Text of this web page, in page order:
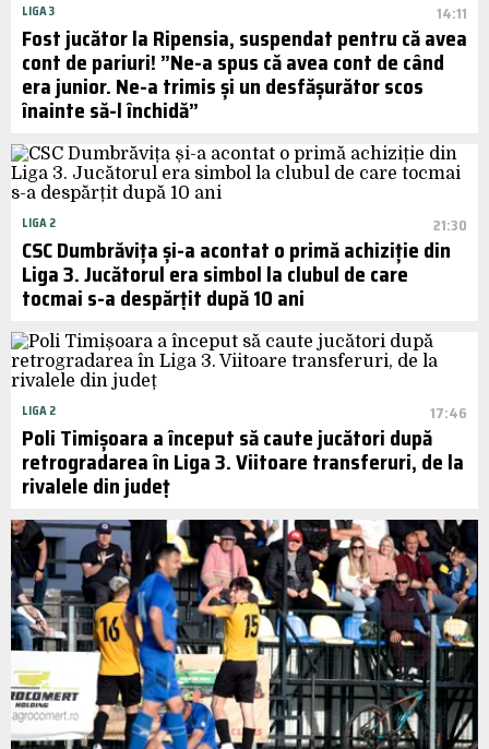
LIGA 3 14:11
Fost jucător la Ripensia, suspendat pentru că avea
cont de pariuri! ”Ne-a spus că avea cont de când
era junior. Ne-a trimis și un desfășurător scos
înainte să-l închidă”
LIGA 2 21:30
CSC Dumbrăvița și-a acontat o primă achiziție din
Liga 3. Jucătorul era simbol la clubul de care
tocmai s-a despărțit după 10 ani
LIGA 2 17:46
Poli Timișoara a început să caute jucători după
retrogradarea în Liga 3. Viitoare transferuri, de la
rivalele din județ